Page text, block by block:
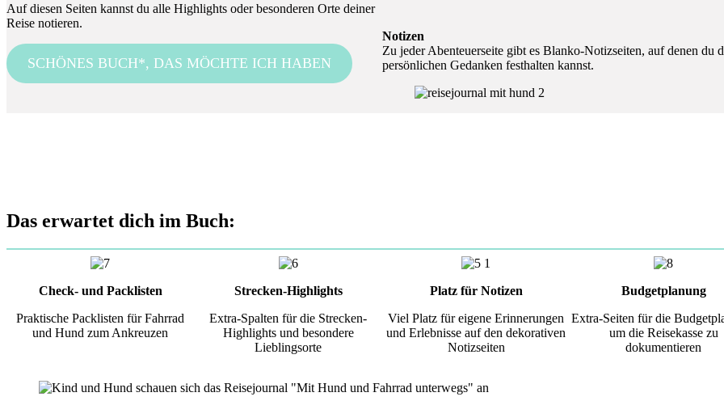
Auf diesen Seiten kannst du alle Highlights oder besonderen Orte deiner
Reise notieren.
SCHÖNES BUCH*, DAS MÖCHTE ICH HABEN
Notizen
Zu jeder Abenteuerseite gibt es Blanko-Notizseiten, auf denen du
persönlichen Gedanken festhalten kannst.
Das erwartet dich im Buch:
Check- und Packlisten
Praktische Packlisten für Fahrrad
und Hund zum Ankreuzen
Strecken-Highlights
Extra-Spalten für die Strecken-
Highlights und besondere
Lieblingsorte
Platz für Notizen
Viel Platz für eigene Erinnerungen
und Erlebnisse auf den dekorativen
Notizseiten
Budgetplanung
Extra-Seiten für die
um die Reisekasse zu
dokumentieren